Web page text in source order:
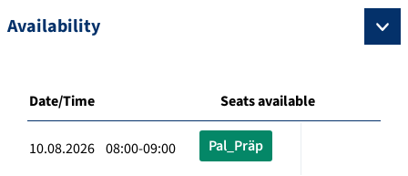
Availability
Date/Time Seats available
10.08.2026 08:00-09:00 Pal_Präp